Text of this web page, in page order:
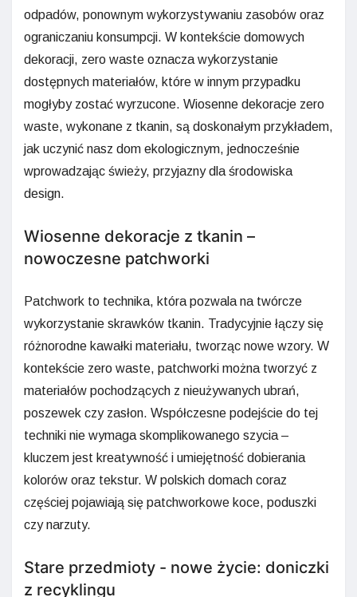
odpadów, ponownym wykorzystywaniu zasobów oraz
ograniczaniu konsumpcji. W kontekście domowych
dekoracji, zero waste oznacza wykorzystanie
dostępnych materiałów, które w innym przypadku
mogłyby zostać wyrzucone. Wiosenne dekoracje zero
waste, wykonane z tkanin, są doskonałym przykładem,
jak uczynić nasz dom ekologicznym, jednocześnie
wprowadzając świeży, przyjazny dla środowiska
design.
Wiosenne dekoracje z tkanin –
nowoczesne patchworki
Patchwork to technika, która pozwala na twórcze
wykorzystanie skrawków tkanin. Tradycyjnie łączy się
różnorodne kawałki materiału, tworząc nowe wzory. W
kontekście zero waste, patchworki można tworzyć z
materiałów pochodzących z nieużywanych ubrań,
poszewek czy zasłon. Współczesne podejście do tej
techniki nie wymaga skomplikowanego szycia –
kluczem jest kreatywność i umiejętność dobierania
kolorów oraz tekstur. W polskich domach coraz
częściej pojawiają się patchworkowe koce, poduszki
czy narzuty.
Stare przedmioty - nowe życie: doniczki
z recyklingu